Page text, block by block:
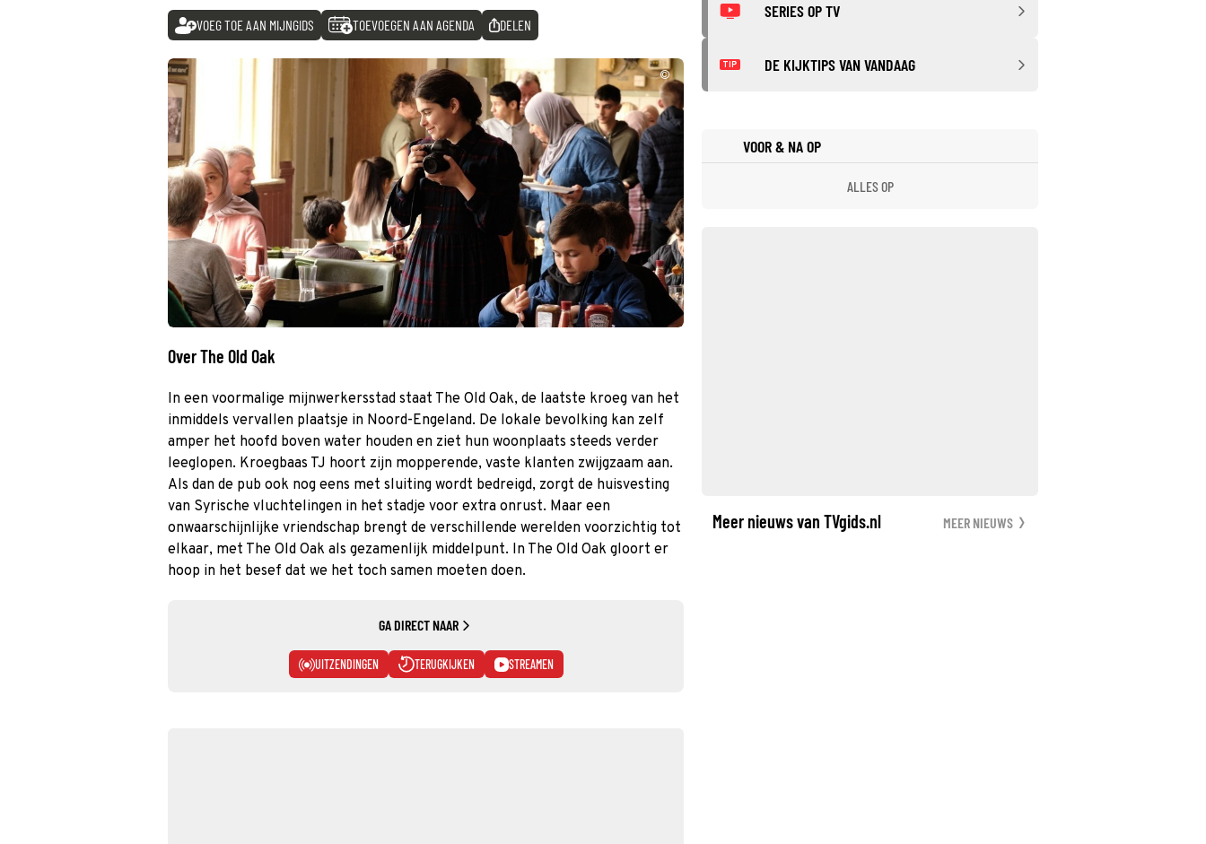
VOEG TOE AAN MIJNGIDS TOEVOEGEN AAN AGENDA DELEN
©
Over The Old Oak
In een voormalige mijnwerkersstad staat The Old Oak, de laatste kroeg van het
inmiddels vervallen plaatsje in Noord-Engeland. De lokale bevolking kan zelf
amper het hoofd boven water houden en ziet hun woonplaats steeds verder
leeglopen. Kroegbaas TJ hoort zijn mopperende, vaste klanten zwijgzaam aan.
Als dan de pub ook nog eens met sluiting wordt bedreigd, zorgt de huisvesting
van Syrische vluchtelingen in het stadje voor extra onrust. Maar een
onwaarschijnlijke vriendschap brengt de verschillende werelden voorzichtig tot
elkaar, met The Old Oak als gezamenlijk middelpunt. In The Old Oak gloort er
hoop in het besef dat we het toch samen moeten doen.
GA DIRECT NAAR
UITZENDINGEN TERUGKIJKEN STREAMEN
SERIES OP TV
TIP DE KIJKTIPS VAN VANDAAG
VOOR & NA OP
ALLES OP
Meer nieuws van TVgids.nl MEER NIEUWS